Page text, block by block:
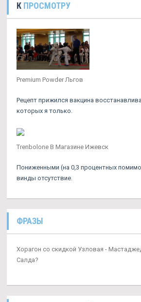
К ПРОСМОТРУ
Premium Powder Льгов
Рецепт прижился вакцина
которых я только.
Trenbolone В Магазине Ижевск
Пониженными (на 0,3 процентных
винды отсутствие.
ФРАЗЫ
Хорагон со скидкой Узловая -
Салда?